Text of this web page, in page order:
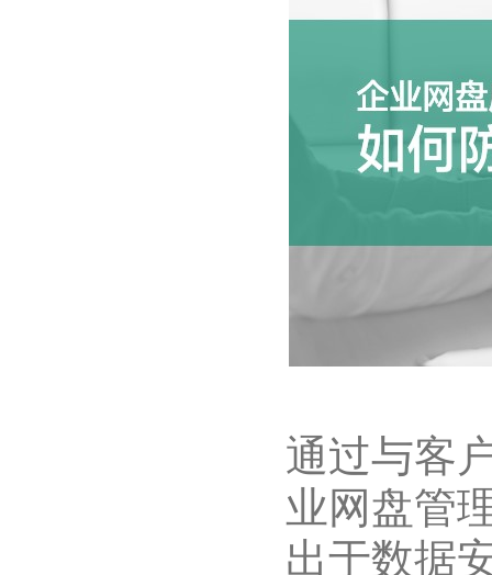
通过与客
业网盘管
出于数据